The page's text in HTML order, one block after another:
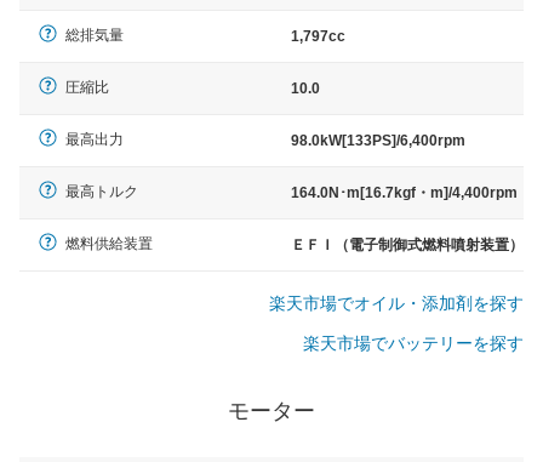
総排気量 1,797cc
圧縮比 10.0
最高出力 98.0kW[133PS]/6,400rpm
最高トルク 164.0N･m[16.7kgf・m]/4,400rpm
燃料供給装置 ＥＦＩ（電子制御式燃料噴射装置）
楽天市場でオイル・添加剤を探す
楽天市場でバッテリーを探す
モーター